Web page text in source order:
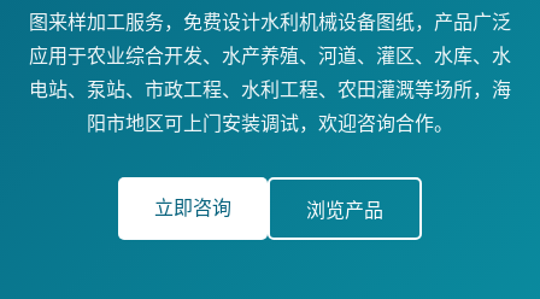
图来样加工服务，免费设计水利机械设备图纸，产品广泛
应用于农业综合开发、水产养殖、河道、灌区、水库、水
电站、泵站、市政工程、水利工程、农田灌溉等场所，海
阳市地区可上门安装调试，欢迎咨询合作。
立即咨询 浏览产品